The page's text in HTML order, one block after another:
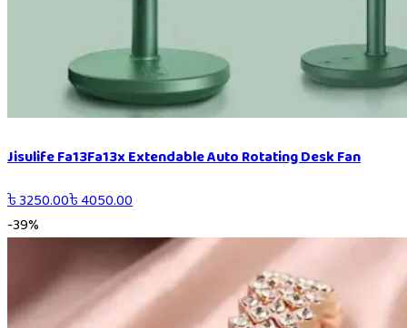
Jisulife Fa13Fa13x Extendable Auto Rotating Desk Fan
৳3250.00৳4050.00
-39%